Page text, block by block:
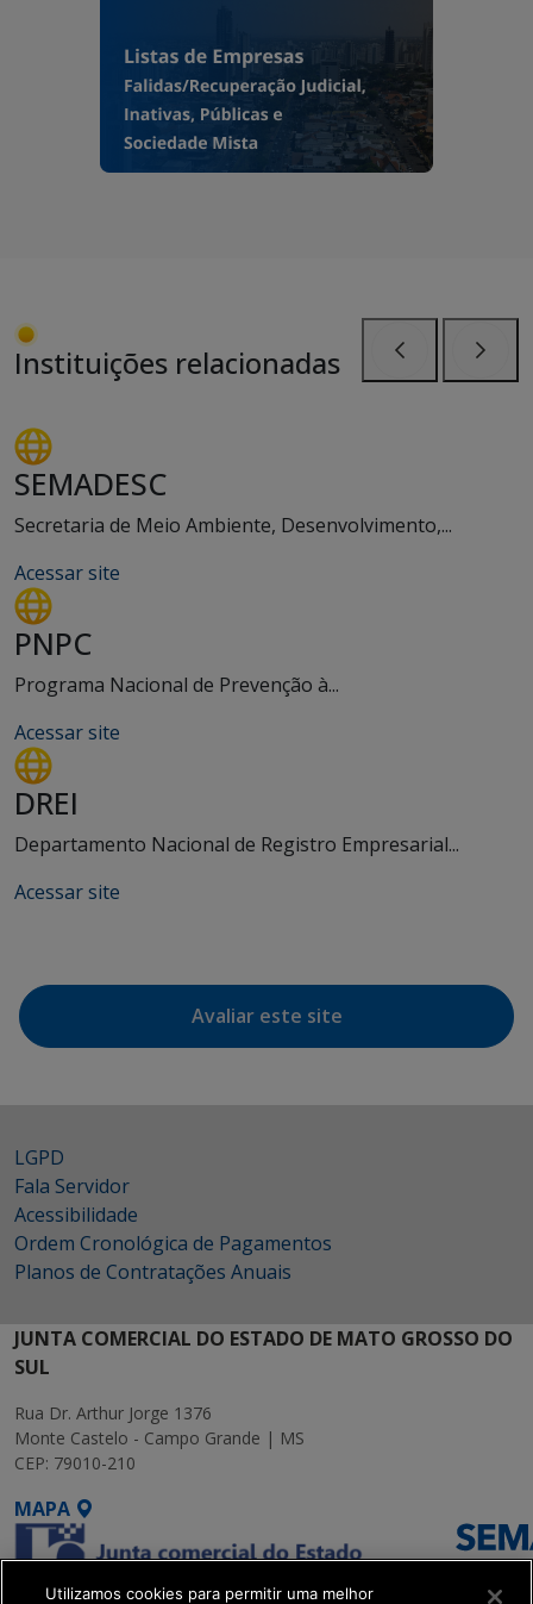
Instituições relacionadas
SEMADESC
Secretaria de Meio Ambiente, Desenvolvimento,...
Acessar site
PNPC
Programa Nacional de Prevenção à...
Acessar site
DREI
Departamento Nacional de Registro Empresarial...
Acessar site
Avaliar este site
LGPD
Fala Servidor
Acessibilidade
Ordem Cronológica de Pagamentos
Planos de Contratações Anuais
JUNTA COMERCIAL DO ESTADO DE MATO GROSSO DO
SUL
Rua Dr. Arthur Jorge 1376
Monte Castelo - Campo Grande | MS
CEP: 79010-210
MAPA
Utilizamos cookies para permitir uma melhor